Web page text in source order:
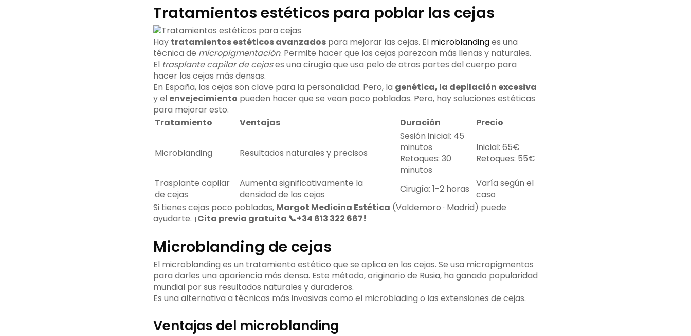
Tratamientos estéticos para poblar las cejas
Hay tratamientos estéticos avanzadospara mejorar las cejas. El microblandinges una
técnica de micropigmentación. Permite hacer que las cejas parezcan más llenas y naturales.
El trasplante capilar de cejases una cirugía que usa pelo de otras partes del cuerpo para
hacer las cejas más densas.
En España, las cejas son clave para la personalidad. Pero, la genética, la depilación excesiva
y el envejecimiento pueden hacer que se vean poco pobladas. Pero, hay soluciones estéticas
para mejorar esto.
Tratamiento
Ventajas Duración Precio
Microblanding Resultados naturales y precisos
Sesión inicial: 45
minutos
Retoques: 30
minutos
Inicial: 65€
Retoques: 55€
Trasplante capilar
de cejas
Aumenta significativamente la
densidad de las cejas
Cirugía: 1-2 horas
Varía según el
caso
Si tienes cejas poco pobladas, Margot Medicina Estética (Valdemoro · Madrid) puede
ayudarte. ¡Cita previa gratuita 📞+34 613 322 667!
Microblanding de cejas
El microblanding es un tratamiento estético que se aplica en las cejas. Se usa micropigmentos
para darles una apariencia más densa. Este método, originario de Rusia, ha ganado popularidad
mundial por sus resultados naturales y duraderos.
Es una alternativa a técnicas más invasivas como el microblading o las extensiones de cejas.
Ventajas del microblanding